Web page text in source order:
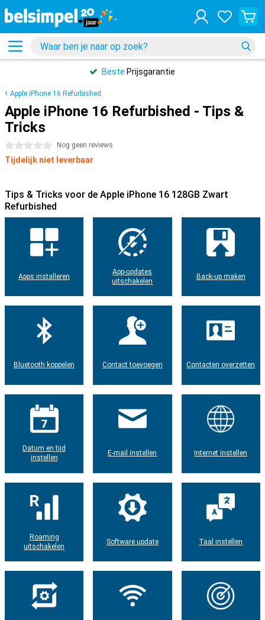
Beste Prijsgarantie
Apple iPhone 16 Refurbished
Apple iPhone 16 Refurbished - Tips &
Tricks
0 sterren Nog geen reviews
Tijdelijk niet leverbaar
Tips & Tricks voor de Apple iPhone 16 128GB Zwart
Refurbished
Apps installeren
App-updates
uitschakelen
Back-up maken
Bluetooth koppelen Contact toevoegen Contacten overzetten
Datum en tijd
instellen
E-mail instellen Internet instellen
Roaming
uitschakelen
Software update Taal instellen